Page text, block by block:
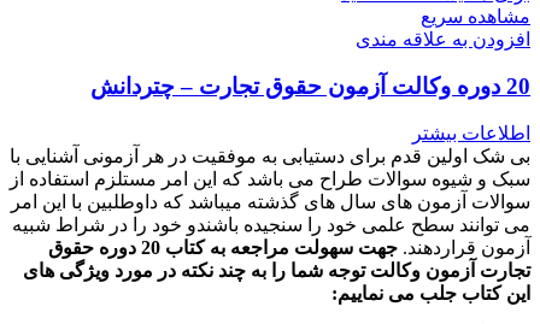
مشاهده سریع
افزودن به علاقه مندی
20 دوره وکالت آزمون حقوق تجارت – چتردانش
اطلاعات بیشتر
بی شک اولین قدم برای دستیابی به موفقیت در هر آزمونی آشنایی با
سبک و شیوه سوالات طراح می باشد که این امر مستلزم استفاده از
سوالات آزمون های سال های گذشته میباشد که داوطلبین با این امر
می توانند سطح علمی خود را سنجیده باشندو خود را در شراط شبیه
آزمون قراردهند.
جهت سهولت مراجعه به کتاب 20 دوره حقوق
تجارت آزمون وکالت توجه شما را به چند نکته در مورد ویژگی های
این کتاب جلب می نماییم: